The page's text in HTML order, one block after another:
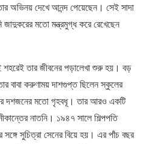
অভিনয় দেখে আনন্দ পেয়েছেন। সেই সাদা
মতো মন্ত্রমুগ্ধ করে রেখেছেন
শহরেই তার জীবনের পড়ালেখা শুরু হয়। বড়
বাবা করুণাময় দাশগুপ্ত ছিলেন স্কুলের
দশজনের মতো গৃহবধূ। তার আরও একটি
নাতনি। ১৯৪৭ সালে শিল্পপতি
সঙ্গে সুচিত্রা সেনের বিয়ে হয়। এর পাঁচ বছর